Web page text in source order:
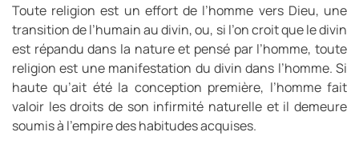
Toute religion est un effort de l’homme vers Dieu, une
transition de l’humain au divin, ou, si l’on croit que le divin
est répandu dans la nature et pensé par l’homme, toute
religion est une manifestation du divin dans l’homme. Si
haute qu’ait été la conception première, l’homme fait
valoir les droits de son infirmité naturelle et il demeure
soumis à l’empire des habitudes acquises.